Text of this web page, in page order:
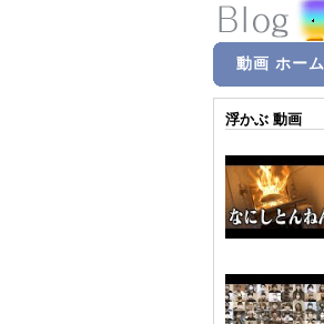
動画 ホーム
浮かぶ 動画